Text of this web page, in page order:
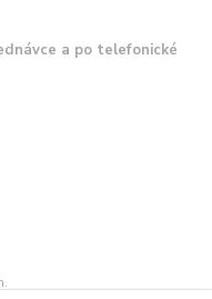
a po telefonické